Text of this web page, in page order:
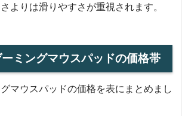
よりは滑りやすさが重視されます。
ミングマウスパッドの価格帯
マウスパッドの価格を表にまとめまし